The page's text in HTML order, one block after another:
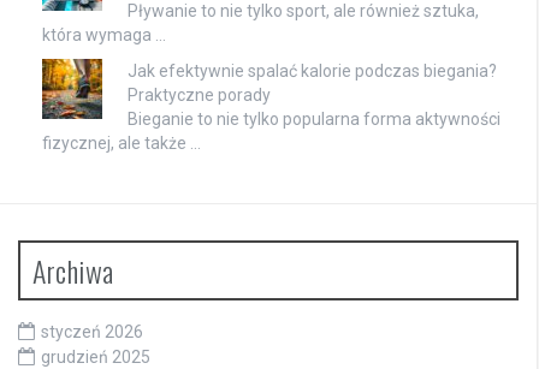
Pływanie to nie tylko sport, ale również sztuka,
która wymaga …
Jak efektywnie spalać kalorie podczas biegania?
Praktyczne porady
Bieganie to nie tylko popularna forma aktywności
fizycznej, ale także …
Archiwa
styczeń 2026
grudzień 2025